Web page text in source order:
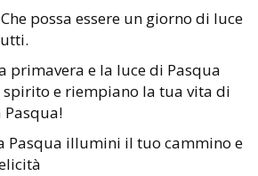
possa essere un giorno di luce
primavera e la luce di Pasqua
e riempiano la tua vita di
Pasqua!
Pasqua illumini il tuo cammino e